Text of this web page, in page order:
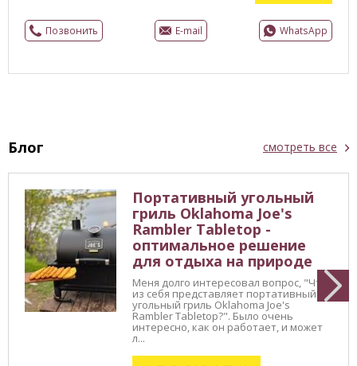
Позвонить E-mail WhatsApp
Блог смотреть все
Портативный угольный
гриль Oklahoma Joe's
Rambler Tabletop -
оптимальное решение
для отдыха на природе
Меня долго интересовал вопрос, "Что
из себя представляет портативный
угольный гриль Oklahoma Joe's
Rambler Tabletop?". Было очень
интересно, как он работает, и может
л...